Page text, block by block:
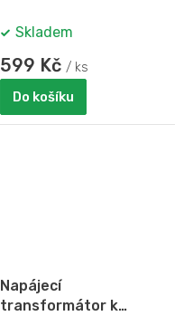
vysavači...
Skladem
599 Kč / ks
Do košíku
Napájecí
transformátor k